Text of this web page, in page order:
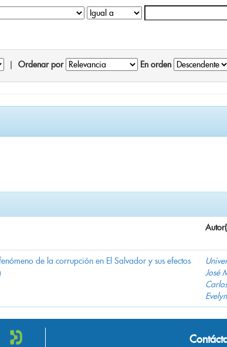
Ordenar por En orden
de la corrupción en El Salvador y sus efectos
José
Evelyn